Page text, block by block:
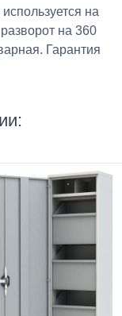
на
на 360
Гарантия